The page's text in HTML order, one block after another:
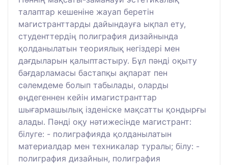
талаптар кешеніне жауап беретін
магистранттарды дайындауға ықпал ету,
студенттердің полиграфия дизайнында
қолданылатын теориялық негіздері мен
дағдыларын қалыптастыру. Бұл пәнді оқыту
бағдарламасы бастапқы ақпарат пен
сәлемдеме болып табылады, оларды
өңдегеннен кейін имагистранттар
шығармашылық ізденіске мақсатты қондырғы
алады. Пәнді оқу нәтижесінде магистрант:
білуге: - полиграфияда қолданылатын
материалдар мен техникалар туралы; білу: -
полиграфия дизайнын, полиграфия